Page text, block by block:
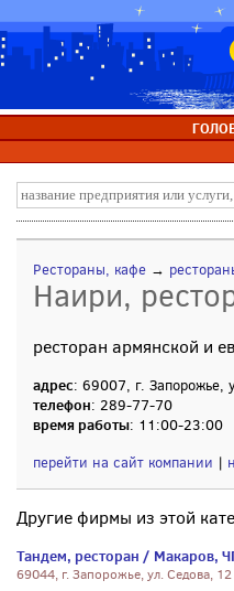
Рестораны, кафе →
Наири,
ресторан армянской и
адрес: 69007, г. Запорожье,
телефон: 289-77-70
время работы: 11:00-23:00
перейти на сайт компании |
Другие фирмы из этой
Тандем, ресторан / Макаров,
69044, г. Запорожье, ул. Седова, 12